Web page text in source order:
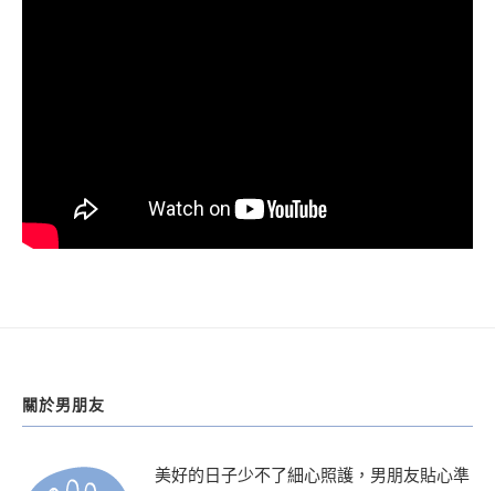
關於男朋友
美好的日子少不了細心照護，男朋友貼心準